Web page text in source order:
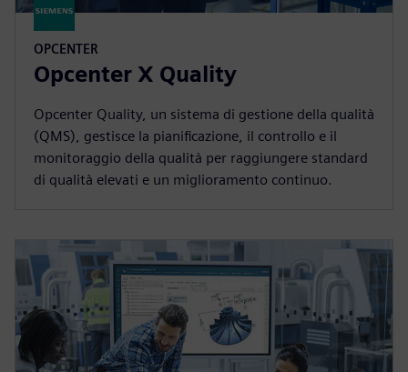
OPCENTER
Opcenter X Quality
Opcenter Quality, un sistema di gestione della qualità
(QMS), gestisce la pianificazione, il controllo e il
monitoraggio della qualità per raggiungere standard
di qualità elevati e un miglioramento continuo.